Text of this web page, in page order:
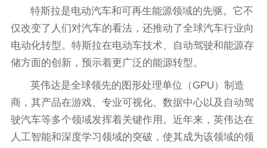
特斯拉是电动汽车和可再生能源领域的先驱。它不
仅改变了人们对汽车的看法，还推动了全球汽车行业向
电动化转型。特斯拉在电动车技术、自动驾驶和能源存
储方面的创新，预示着更广泛的能源转型。
英伟达是全球领先的图形处理单位（GPU）制造
商，其产品在游戏、专业可视化、数据中心以及自动驾
驶汽车等多个领域发挥着关键作用。近年来，英伟达在
人工智能和深度学习领域的突破，使其成为该领域的领